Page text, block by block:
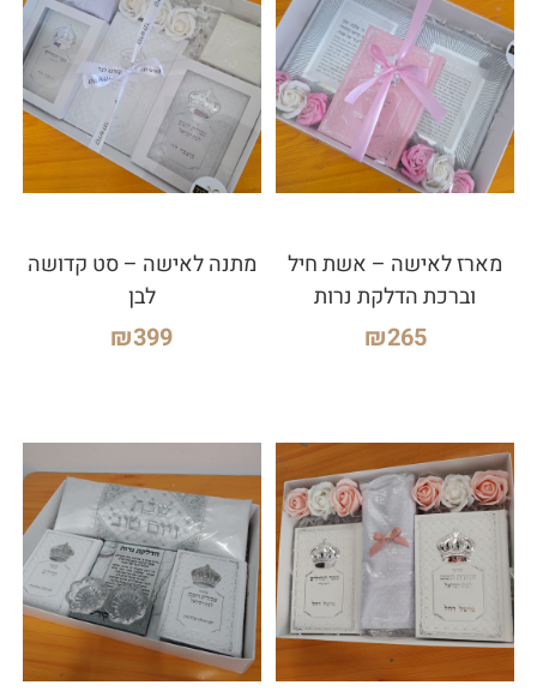
מארז לאישה – אשת חיל
וברכת הדלקת נרות
₪265
מתנה לאישה – סט קדושה
לבן
₪399